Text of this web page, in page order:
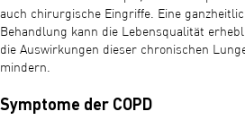
auch chirurgische Eingriffe. Eine
Behandlung kann die Lebensqualität
die Auswirkungen dieser chronischen
mindern.
Symptome der COPD